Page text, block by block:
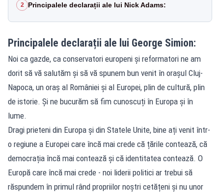
2 Principalele declarații ale lui Nick Adams:
Principalele declarații ale lui George Simion:
Noi ca gazde, ca conservatori europeni și reformatori ne am
dorit să vă salutăm și să vă spunem bun venit în orașul Cluj-
Napoca, un oraș al României și al Europei, plin de cultură, plin
de istorie. Și ne bucurăm să fim cunoscuți în Europa și în
lume.
Dragi prieteni din Europa și din Statele Unite, bine ați venit într-
o regiune a Europei care încă mai crede că țările contează, că
democrația încă mai contează și că identitatea contează. O
Europă care încă mai crede - noi liderii politici ar trebui să
răspundem în primul rând propriilor noștri cetățeni și nu unor